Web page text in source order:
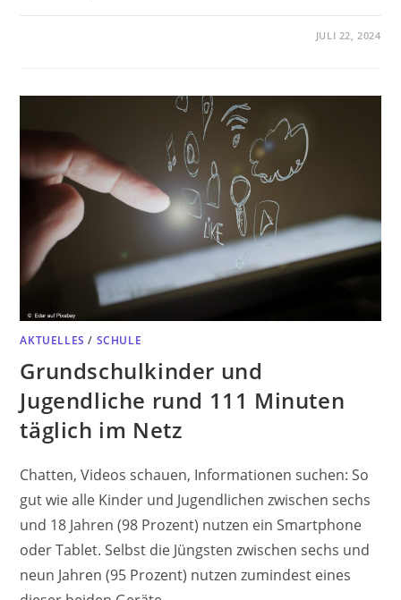
JULI 22, 2024
AKTUELLES / SCHULE
Grundschulkinder und
Jugendliche rund 111 Minuten
täglich im Netz
Chatten, Videos schauen, Informationen suchen: So
gut wie alle Kinder und Jugendlichen zwischen sechs
und 18 Jahren (98 Prozent) nutzen ein Smartphone
oder Tablet. Selbst die Jüngsten zwischen sechs und
neun Jahren (95 Prozent) nutzen zumindest eines